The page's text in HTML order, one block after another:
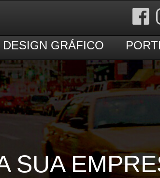
DESIGN GRÁFICO
SUA